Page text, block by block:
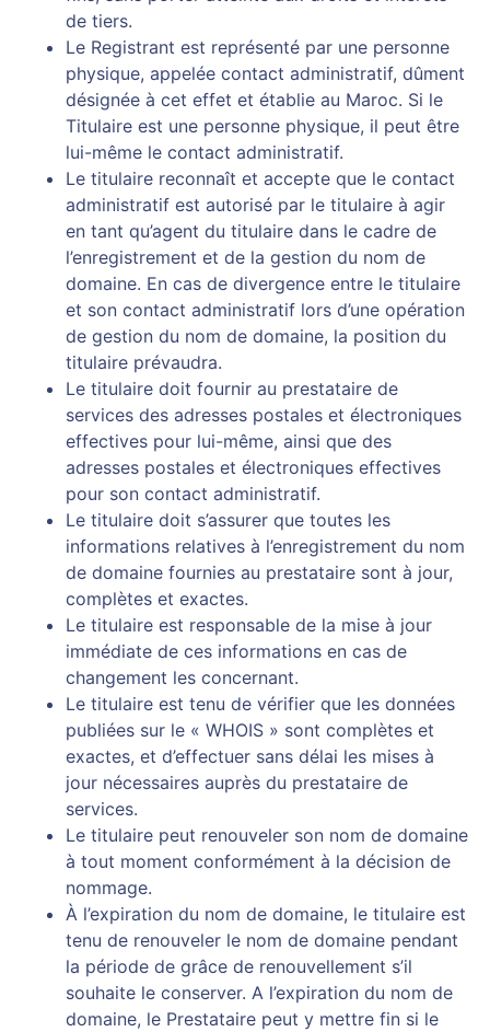
de tiers.
Le Registrant est représenté par une personne
physique, appelée contact administratif, dûment
désignée à cet effet et établie au Maroc. Si le
Titulaire est une personne physique, il peut être
lui-même le contact administratif.
Le titulaire reconnaît et accepte que le contact
administratif est autorisé par le titulaire à agir
en tant qu’agent du titulaire dans le cadre de
l’enregistrement et de la gestion du nom de
domaine. En cas de divergence entre le titulaire
et son contact administratif lors d’une opération
de gestion du nom de domaine, la position du
titulaire prévaudra.
Le titulaire doit fournir au prestataire de
services des adresses postales et électroniques
effectives pour lui-même, ainsi que des
adresses postales et électroniques effectives
pour son contact administratif.
Le titulaire doit s’assurer que toutes les
informations relatives à l’enregistrement du nom
de domaine fournies au prestataire sont à jour,
complètes et exactes.
Le titulaire est responsable de la mise à jour
immédiate de ces informations en cas de
changement les concernant.
Le titulaire est tenu de vérifier que les données
publiées sur le « WHOIS » sont complètes et
exactes, et d’effectuer sans délai les mises à
jour nécessaires auprès du prestataire de
services.
Le titulaire peut renouveler son nom de domaine
à tout moment conformément à la décision de
nommage.
À l’expiration du nom de domaine, le titulaire est
tenu de renouveler le nom de domaine pendant
la période de grâce de renouvellement s’il
souhaite le conserver. A l’expiration du nom de
domaine, le Prestataire peut y mettre fin si le